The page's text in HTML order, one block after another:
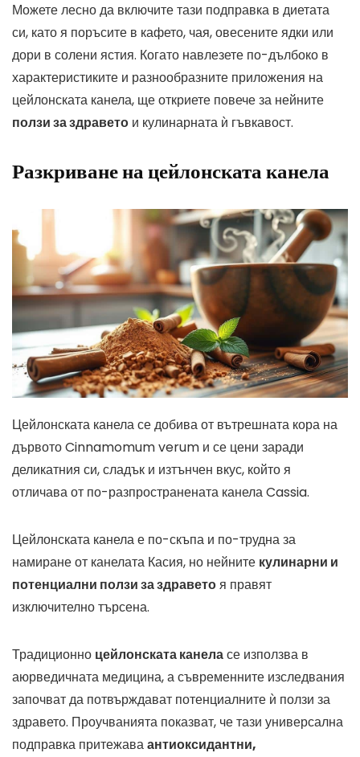
Можете лесно да включите тази подправка в диетата
си, като я поръсите в кафето, чая, овесените ядки или
дори в солени ястия. Когато навлезете по-дълбоко в
характеристиките и разнообразните приложения на
цейлонската канела, ще откриете повече за нейните
ползи за здравето и кулинарната ѝ гъвкавост.
Разкриване на цейлонската канела
Цейлонската канела се добива от вътрешната кора на
дървото Cinnamomum verum и се цени заради
деликатния си, сладък и изтънчен вкус, който я
отличава от по-разпространената канела Cassia.
Цейлонската канела е по-скъпа и по-трудна за
намиране от канелата Касия, но нейните кулинарни и
потенциални ползи за здраветоя правят
изключително търсена.
Традиционно цейлонската канеласе използва в
аюрведичната медицина, а съвременните изследвания
започват да потвърждават потенциалните ѝ ползи за
здравето. Проучванията показват, че тази универсална
подправка притежаваантиоксидантни,